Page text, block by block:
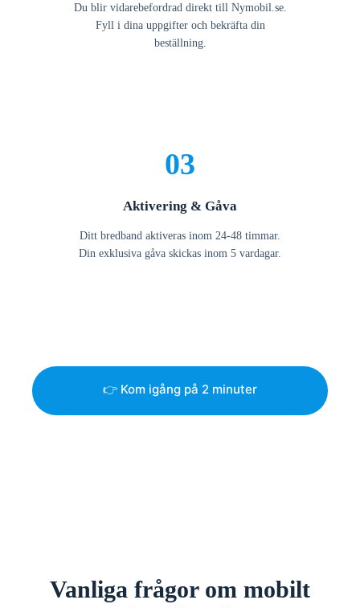
Du blir vidarebefordrad direkt till Nymobil.se.
Fyll i dina uppgifter och bekräfta din
beställning.
03
Aktivering & Gåva
Ditt bredband aktiveras inom 24-48 timmar.
Din exklusiva gåva skickas inom 5 vardagar.
👉 Kom igång på 2 minuter
Vanliga frågor om mobilt